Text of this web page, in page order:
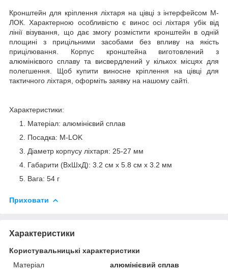
Кронштейн для кріплення ліхтаря на цівці з інтерфейсом М-
ЛОК. Характерною особливістю є винос осі ліхтаря убік від
лінії візування, що дає змогу розмістити кронштейн в одній
площині з прицільними засобами без впливу на якість
прицілювання. Корпус кронштейна виготовлений з
алюмінієвого сплаву та висвердлений у кількох місцях для
полегшення. Щоб купити виносне кріплення на цівці для
тактичного ліхтаря, оформіть заявку на нашому сайті.
Характеристики:
Матеріал: алюмінієвий сплав
Посадка: M-LOK
Діаметр корпусу ліхтаря: 25-27 мм
Габарити (ВхШхД): 3.2 см х 5.8 см х 3.2 мм
Вага: 54 г
Приховати
Характеристики
Користувальницькі характеристики
Матеріал
алюмінієвий сплав